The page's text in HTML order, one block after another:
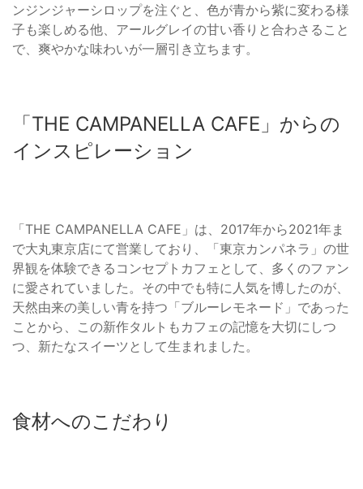
ンジンジャーシロップを注ぐと、色が青から紫に変わる様
子も楽しめる他、アールグレイの甘い香りと合わさること
で、爽やかな味わいが一層引き立ちます。
「THE CAMPANELLA CAFE」からの
インスピレーション
「THE CAMPANELLA CAFE」は、2017年から2021年ま
で大丸東京店にて営業しており、「東京カンパネラ」の世
界観を体験できるコンセプトカフェとして、多くのファン
に愛されていました。その中でも特に人気を博したのが、
天然由来の美しい青を持つ「ブルーレモネード」であった
ことから、この新作タルトもカフェの記憶を大切にしつ
つ、新たなスイーツとして生まれました。
食材へのこだわり